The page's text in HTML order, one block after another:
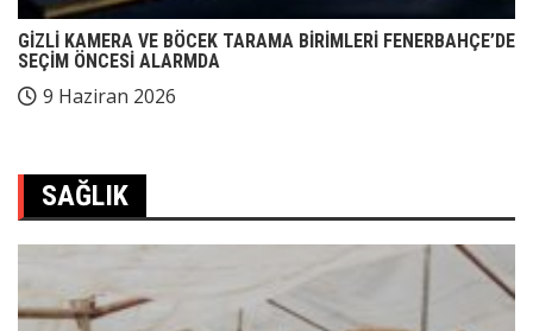
GİZLİ KAMERA VE BÖCEK TARAMA BİRİMLERİ FENERBAHÇE’DE
SEÇİM ÖNCESİ ALARMDA
9 Haziran 2026
SAĞLIK